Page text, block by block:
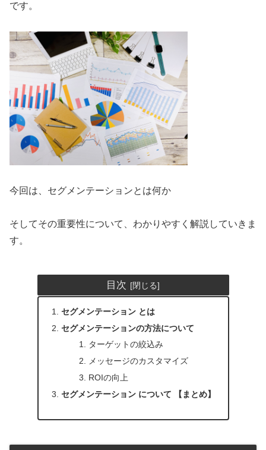
です。
今回は、セグメンテーションとは何か
そしてその重要性について、わかりやすく解説していきま
す。
目次
セグメンテーション とは
セグメンテーションの方法について
ターゲットの絞込み
メッセージのカスタマイズ
ROIの向上
セグメンテーション について 【まとめ】